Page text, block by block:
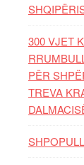
300 VJET
PËR
TREVA